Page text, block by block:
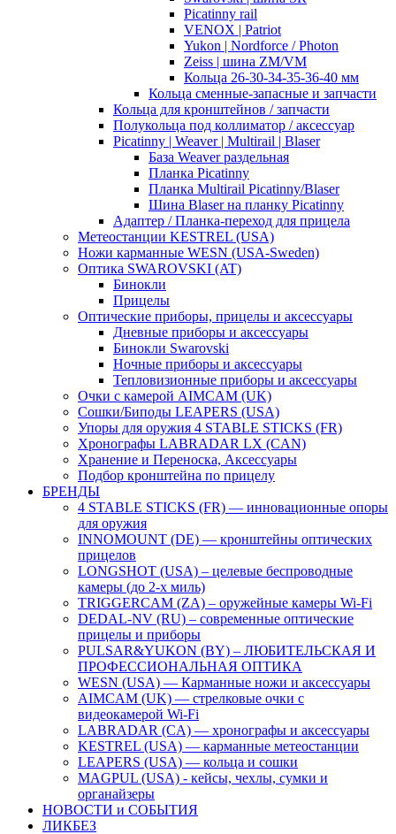
Picatinny rail
VENOX | Patriot
Yukon | Nordforce / Photon
Zeiss | шина ZM/VM
Кольца 26-30-34-35-36-40 мм
Кольца сменные-запасные и запчасти
Кольца для кронштейнов / запчасти
Полукольца под коллиматор / аксессуар
Picatinny | Weaver | Multirail | Blaser
База Weaver раздельная
Планка Picatinny
Планка Multirail Picatinny/Blaser
Шина Blaser на планку Picatinny
Адаптер / Планка-переход для прицела
Метеостанции KESTREL (USA)
Ножи карманные WESN (USA-Sweden)
Оптика SWAROVSKI (AT)
Бинокли
Прицелы
Оптические приборы, прицелы и аксессуары
Дневные приборы и аксессуары
Бинокли Swarovski
Ночные приборы и аксессуары
Тепловизионные приборы и аксессуары
Очки с камерой AIMCAM (UK)
Сошки/Биподы LEAPERS (USA)
Упоры для оружия 4 STABLE STICKS (FR)
Хронографы LABRADAR LX (CAN)
Хранение и Переноска, Аксессуары
Подбор кронштейна по прицелу
БРЕНДЫ
4 STABLE STICKS (FR) — инновационные опоры
для оружия
INNOMOUNT (DE) — кронштейны оптических
прицелов
LONGSHOT (USA) – целевые беспроводные
камеры (до 2-х миль)
TRIGGERCAM (ZA) – оружейные камеры Wi-Fi
DEDAL-NV (RU) – современные оптические
прицелы и приборы
PULSAR&YUKON (BY) – ЛЮБИТЕЛЬСКАЯ И
ПРОФЕССИОНАЛЬНАЯ ОПТИКА
WESN (USA) — Карманные ножи и аксессуары
AIMCAM (UK) — стрелковые очки с
видеокамерой Wi-Fi
LABRADAR (CA) — хронографы и аксессуары
KESTREL (USA) — карманные метеостанции
LEAPERS (USA) — кольца и сошки
MAGPUL (USA) - кейсы, чехлы, сумки и
органайзеры
НОВОСТИ и СОБЫТИЯ
ЛИКБЕЗ